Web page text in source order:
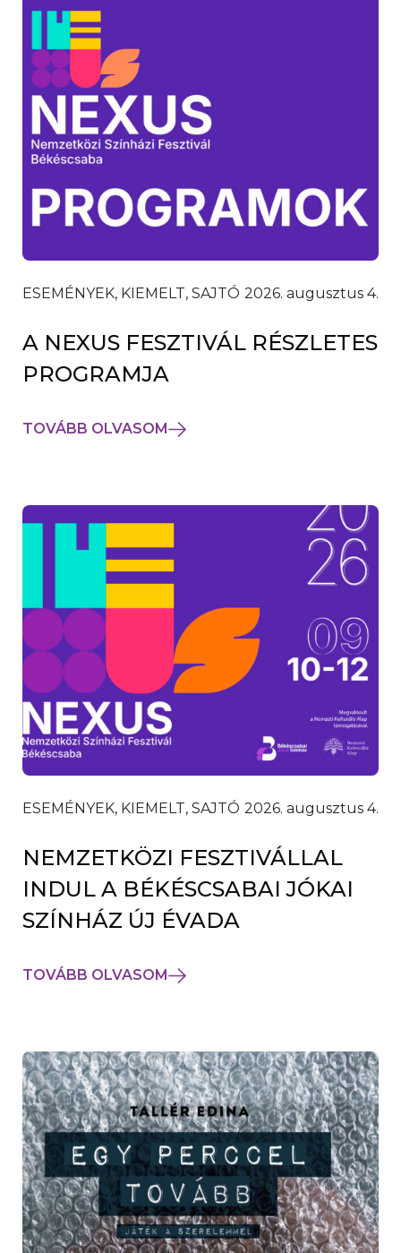
ESEMÉNYEK, KIEMELT, SAJTÓ 2026. augusztus 4.
A NEXUS FESZTIVÁL RÉSZLETES
PROGRAMJA
TOVÁBB OLVASOM
ESEMÉNYEK, KIEMELT, SAJTÓ 2026. augusztus 4.
NEMZETKÖZI FESZTIVÁLLAL
INDUL A BÉKÉSCSABAI JÓKAI
SZÍNHÁZ ÚJ ÉVADA
TOVÁBB OLVASOM